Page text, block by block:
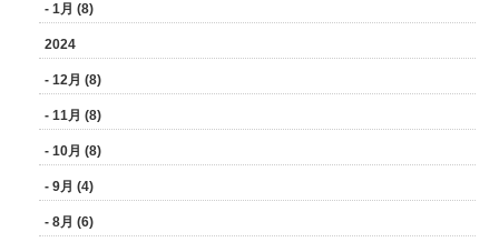
- 1月 (8)
2024
- 12月 (8)
- 11月 (8)
- 10月 (8)
- 9月 (4)
- 8月 (6)